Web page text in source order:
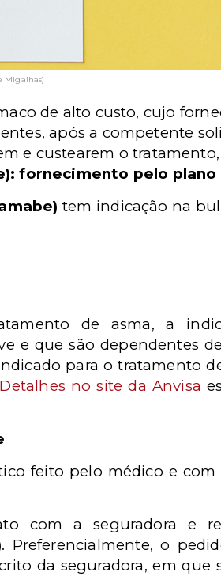
Migalhas)
de alto custo, cujo
após a competente
e custearem o
fornecimento pelo plano
tem indicação na
de asma, a
e que são dependentes
para o tratamento
Detalhes no site da Anvisa
feito pelo médico e
com a seguradora e
. Preferencialmente, o
da seguradora, em que